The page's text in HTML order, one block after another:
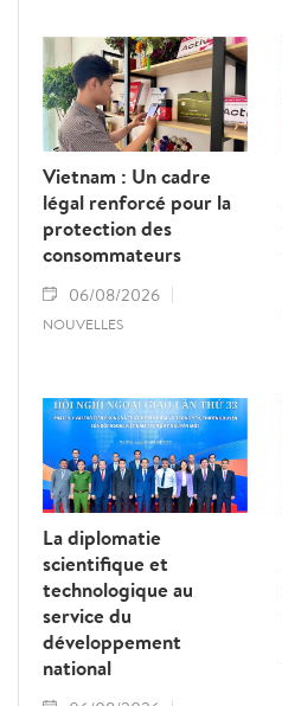
Vietnam : Un cadre
légal renforcé pour la
protection des
consommateurs
06/08/2026
NOUVELLES
La diplomatie
scientifique et
technologique au
service du
développement
national